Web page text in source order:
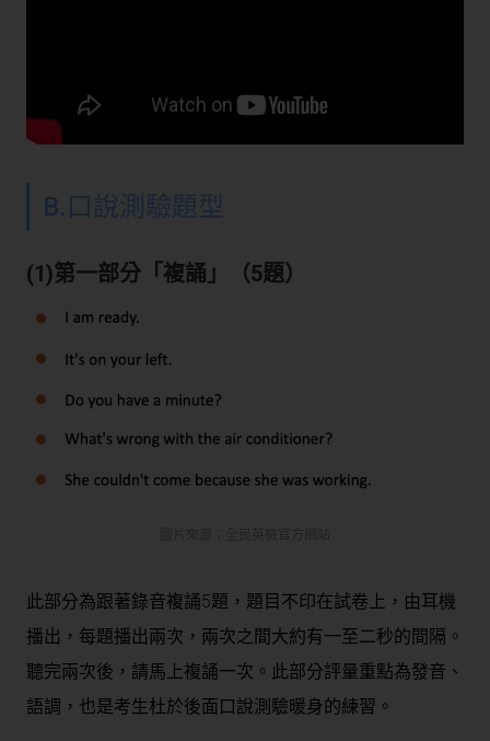
B.口說測驗題型
(1)第一部分「複誦」（5題）
此部分為跟著錄音複誦5題，題目不印在試卷上，由耳機
播出，每題播出兩次，兩次之間大約有一至二秒的間隔。
聽完兩次後，請馬上複誦一次。此部分評量重點為發音、
語調，也是考生杜於後面口說測驗暖身的練習。